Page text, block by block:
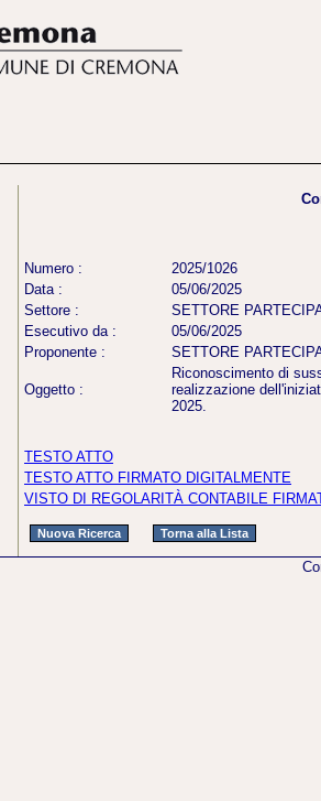
Numero :
2025/1026
Data :
05/06/2025
Settore :
SETTORE
Esecutivo da :
05/06/2025
Proponente :
SETTORE
Oggetto :
Riconoscimento di
realizzazione
2025.
TESTO ATTO
TESTO ATTO FIRMATO DIGITALMENTE
VISTO DI REGOLARITÀ CONTABILE